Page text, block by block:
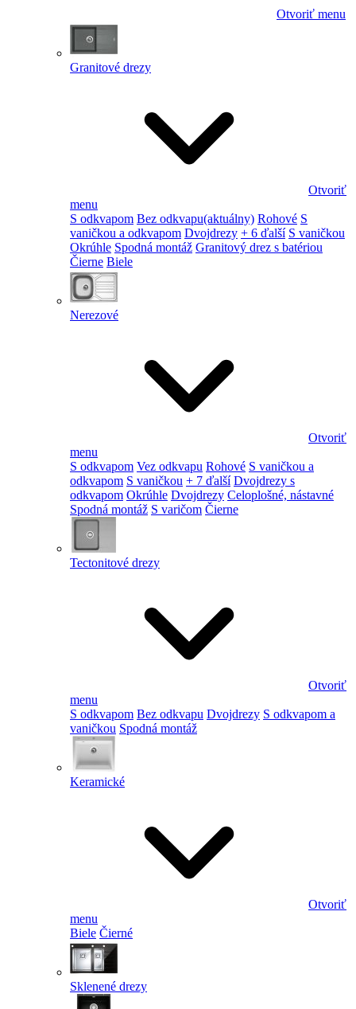
Otvoriť menu
Granitové drezy
Otvoriť
menu
S odkvapom Bez odkvapu(aktuálny) Rohové S
vaničkou a odkvapom Dvojdrezy + 6 ďalší S vaničkou
Okrúhle Spodná montáž Granitový drez s batériou
Čierne Biele
Nerezové
Otvoriť
menu
S odkvapom Vez odkvapu Rohové S vaničkou a
odkvapom S vaničkou + 7 ďalší Dvojdrezy s
odkvapom Okrúhle Dvojdrezy Celoplošné, nástavné
Spodná montáž S varičom Čierne
Tectonitové drezy
Otvoriť
menu
S odkvapom Bez odkvapu Dvojdrezy S odkvapom a
vaničkou Spodná montáž
Keramické
Otvoriť
menu
Biele Čierné
Sklenené drezy